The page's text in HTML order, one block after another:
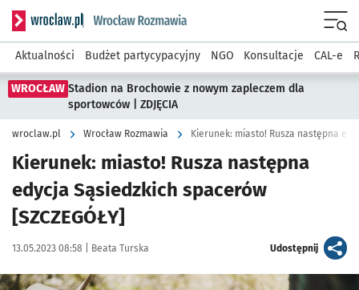
Serwis informacyjny wroclaw.pl podserwis: Rozmawia
Aktualności Budżet partycypacyjny NGO Konsultacje CAL-e
WROCŁAW Stadion na Brochowie z nowym zapleczem dla
sportowców | ZDJĘCIA
wroclaw.pl Wrocław Rozmawia Kierunek: miasto! Rusza następna
Kierunek: miasto! Rusza następna
edycja Sąsiedzkich spacerów
[SZCZEGÓŁY]
Data publikacji:
13.05.2023 08:58 | Autor:
Beata Turska Udostępnijartykuł
Kliknij, aby powiększyć